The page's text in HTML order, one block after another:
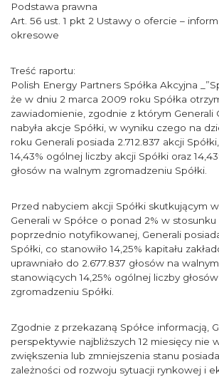
Podstawa prawna
Art. 56 ust. 1 pkt 2 Ustawy o ofercie –
okresowe
Treść raportu:
Polish Energy Partners Spółka Akcyjna
że w dniu 2 marca 2009 roku Spółka
zawiadomienie, zgodnie z którym Generali
nabyła akcje Spółki, w wyniku czego na
roku Generali posiada 2.712.837 akcji
14,43% ogólnej liczby akcji Spółki oraz
głosów na walnym zgromadzeniu Spółki.
Przed nabyciem akcji Spółki skutkującym
Generali w Spółce o ponad 2% w stosunku
poprzednio notyfikowanej, Generali
Spółki, co stanowiło 14,25% kapitału
uprawniało do 2.677.837 głosów na
stanowiących 14,25% ogólnej liczby
zgromadzeniu Spółki.
Zgodnie z przekazaną Spółce informacją,
perspektywie najbliższych 12 miesięcy nie
zwiększenia lub zmniejszenia stanu
zależności od rozwoju sytuacji rynkowej i